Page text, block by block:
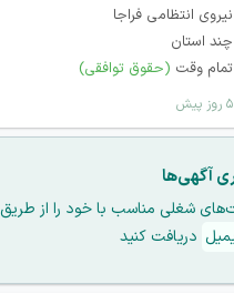
نیروی انتظامی فراجا
چند استان
تمام وقت (حقوق توافقی)
۵ روز پیش
آگهی‌ها
شغلی مناسب با خود را از طریق
دریافت کنید